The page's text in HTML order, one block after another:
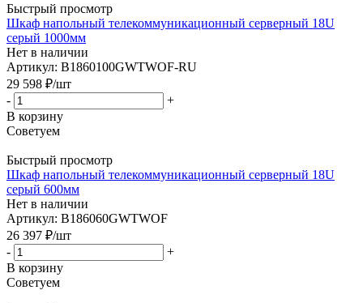
Быстрый просмотр
Шкаф напольный телекоммуникационный серверный 18U
серый 1000мм
Нет в наличии
Артикул: B1860100GWTWOF-RU
29 598 ₽/шт
-
+
В корзину
Советуем
Быстрый просмотр
Шкаф напольный телекоммуникационный серверный 18U
серый 600мм
Нет в наличии
Артикул: B186060GWTWOF
26 397 ₽/шт
-
+
В корзину
Советуем